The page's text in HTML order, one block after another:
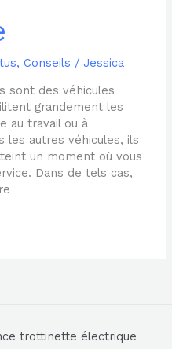
,Conseils /Jessica
sont des véhicules
grandement les
au travail ou à
les autres véhicules, ils
un moment où vous
Dans de tels cas,
trottinette électrique